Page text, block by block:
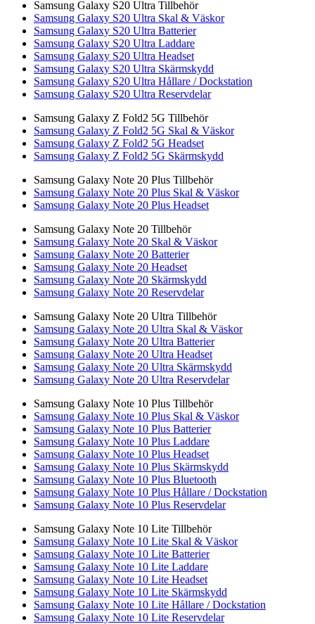
Samsung Galaxy S20 Ultra Tillbehör
Samsung Galaxy S20 Ultra Skal & Väskor
Samsung Galaxy S20 Ultra Batterier
Samsung Galaxy S20 Ultra Laddare
Samsung Galaxy S20 Ultra Headset
Samsung Galaxy S20 Ultra Skärmskydd
Samsung Galaxy S20 Ultra Hållare / Dockstation
Samsung Galaxy S20 Ultra Reservdelar
Samsung Galaxy Z Fold2 5G Tillbehör
Samsung Galaxy Z Fold2 5G Skal & Väskor
Samsung Galaxy Z Fold2 5G Headset
Samsung Galaxy Z Fold2 5G Skärmskydd
Samsung Galaxy Note 20 Plus Tillbehör
Samsung Galaxy Note 20 Plus Skal & Väskor
Samsung Galaxy Note 20 Plus Headset
Samsung Galaxy Note 20 Tillbehör
Samsung Galaxy Note 20 Skal & Väskor
Samsung Galaxy Note 20 Batterier
Samsung Galaxy Note 20 Headset
Samsung Galaxy Note 20 Skärmskydd
Samsung Galaxy Note 20 Reservdelar
Samsung Galaxy Note 20 Ultra Tillbehör
Samsung Galaxy Note 20 Ultra Skal & Väskor
Samsung Galaxy Note 20 Ultra Batterier
Samsung Galaxy Note 20 Ultra Headset
Samsung Galaxy Note 20 Ultra Skärmskydd
Samsung Galaxy Note 20 Ultra Reservdelar
Samsung Galaxy Note 10 Plus Tillbehör
Samsung Galaxy Note 10 Plus Skal & Väskor
Samsung Galaxy Note 10 Plus Batterier
Samsung Galaxy Note 10 Plus Laddare
Samsung Galaxy Note 10 Plus Headset
Samsung Galaxy Note 10 Plus Skärmskydd
Samsung Galaxy Note 10 Plus Bluetooth
Samsung Galaxy Note 10 Plus Hållare / Dockstation
Samsung Galaxy Note 10 Plus Reservdelar
Samsung Galaxy Note 10 Lite Tillbehör
Samsung Galaxy Note 10 Lite Skal & Väskor
Samsung Galaxy Note 10 Lite Batterier
Samsung Galaxy Note 10 Lite Laddare
Samsung Galaxy Note 10 Lite Headset
Samsung Galaxy Note 10 Lite Skärmskydd
Samsung Galaxy Note 10 Lite Hållare / Dockstation
Samsung Galaxy Note 10 Lite Reservdelar